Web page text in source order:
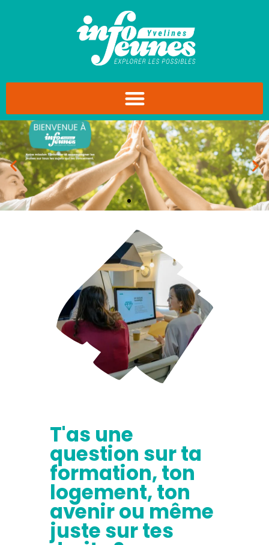
T'as une
question sur ta
formation, ton
logement, ton
avenir ou même
juste sur tes